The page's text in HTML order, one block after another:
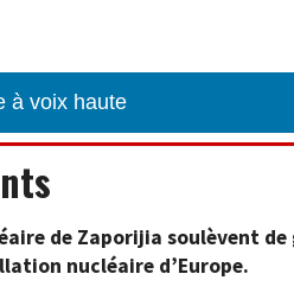
à voix haute
de Zaporijia soulèvent de
nucléaire d’Europe.